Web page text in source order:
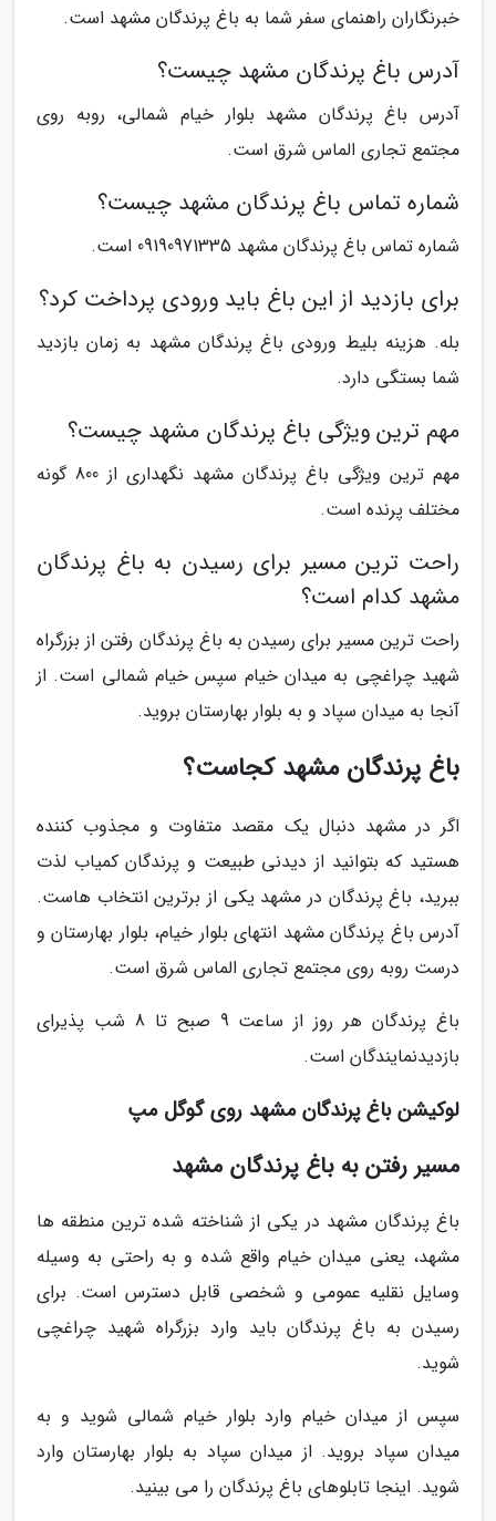
خبرنگاران راهنمای سفر شما به باغ پرندگان مشهد است.
آدرس باغ پرندگان مشهد چیست؟
آدرس باغ پرندگان مشهد بلوار خیام شمالی، روبه روی
مجتمع تجاری الماس شرق است.
شماره تماس باغ پرندگان مشهد چیست؟
شماره تماس باغ پرندگان مشهد 09190971335 است.
برای بازدید از این باغ باید ورودی پرداخت کرد؟
بله. هزینه بلیط ورودی باغ پرندگان مشهد به زمان بازدید
شما بستگی دارد.
مهم ترین ویژگی باغ پرندگان مشهد چیست؟
مهم ترین ویژگی باغ پرندگان مشهد نگهداری از 800 گونه
مختلف پرنده است.
راحت ترین مسیر برای رسیدن به باغ پرندگان
مشهد کدام است؟
راحت ترین مسیر برای رسیدن به باغ پرندگان رفتن از بزرگراه
شهید چراغچی به میدان خیام سپس خیام شمالی است. از
آنجا به میدان سپاد و به بلوار بهارستان بروید.
باغ پرندگان مشهد کجاست؟
اگر در مشهد دنبال یک مقصد متفاوت و مجذوب کننده
هستید که بتوانید از دیدنی طبیعت و پرندگان کمیاب لذت
ببرید، باغ پرندگان در مشهد یکی از برترین انتخاب هاست.
آدرس باغ پرندگان مشهد انتهای بلوار خیام، بلوار بهارستان و
درست روبه روی مجتمع تجاری الماس شرق است.
باغ پرندگان هر روز از ساعت 9 صبح تا 8 شب پذیرای
بازدیدنمایندگان است.
لوکیشن باغ پرندگان مشهد روی گوگل مپ
مسیر رفتن به باغ پرندگان مشهد
باغ پرندگان مشهد در یکی از شناخته شده ترین منطقه ها
مشهد، یعنی میدان خیام واقع شده و به راحتی به وسیله
وسایل نقلیه عمومی و شخصی قابل دسترس است. برای
رسیدن به باغ پرندگان باید وارد بزرگراه شهید چراغچی
شوید.
سپس از میدان خیام وارد بلوار خیام شمالی شوید و به
میدان سپاد بروید. از میدان سپاد به بلوار بهارستان وارد
شوید. اینجا تابلوهای باغ پرندگان را می بینید.